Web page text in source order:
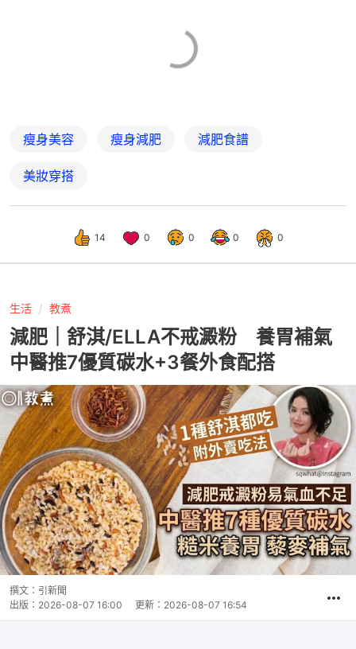
瘦身美容 瘦身減肥 減肥食譜
美妝穿搭
14 0 0 0 0
生活 教煮
減肥｜舒淇/ELLA不戒澱粉 養胃補氣
中醫推7優質碳水+3餐外食配搭
撰文： 引新聞
出版： 2026-08-07 16:00 更新： 2026-08-07 16:54